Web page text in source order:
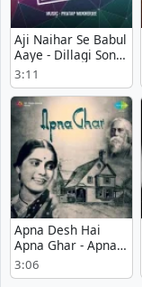
Aji Naihar Se Babul
Aaye - Dillagi Song
Mp3 Download
3:11
Apna Desh Hai
Apna Ghar - Apna
Ghar Full Song
Download
3:06